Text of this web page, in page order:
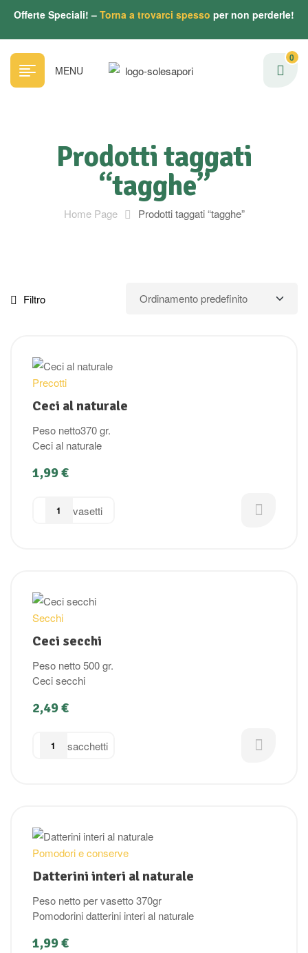
Offerte Speciali! – Torna a trovarci spesso per non perderle!
MENU
0
Prodotti taggati
“tagghe”
Home Page Prodotti taggati “tagghe”
Filtro
Precotti
Ceci al naturale
Peso netto370 gr.
Ceci al naturale
1,99€
vasetti
Secchi
Ceci secchi
Peso netto 500 gr.
Ceci secchi
2,49€
sacchetti
Pomodori e conserve
Datterini interi al naturale
Peso netto per vasetto 370gr
Pomodorini datterini interi al naturale
1,99€